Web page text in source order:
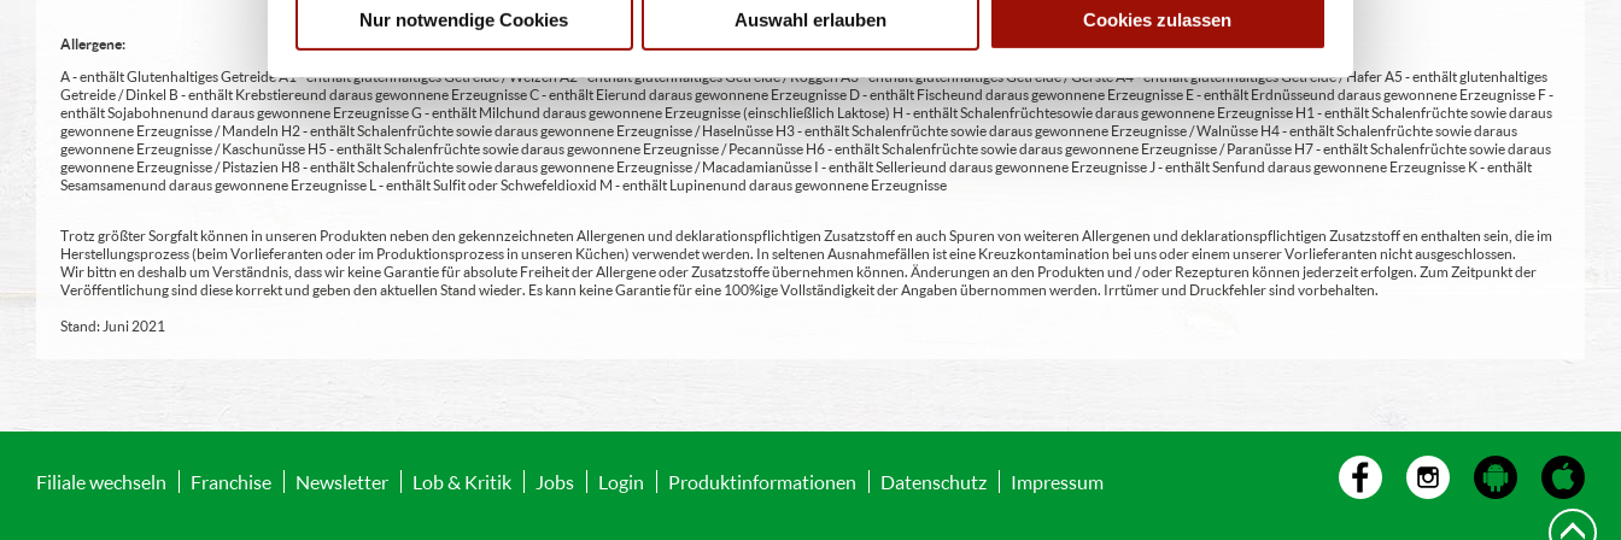
Nur notwendige Cookies Auswahl erlauben Cookies zulassen
Allergene:
A - enthält Glutenhaltiges Getreide A1 - enthält glutenhaltiges Getreide / Weizen A2 - enthält glutenhaltiges Getreide / Roggen A3 - enthält glutenhaltiges Getreide / Gerste A4 - enthält glutenhaltiges Getreide / Hafer A5 - enthält glutenhaltiges
Getreide / Dinkel B - enthält Krebstiere und daraus gewonnene Erzeugnisse C - enthält Eier und daraus gewonnene Erzeugnisse D - enthält Fische und daraus gewonnene Erzeugnisse E - enthält Erdnüsse und daraus gewonnene Erzeugnisse F -
enthält Sojabohnen und daraus gewonnene Erzeugnisse G - enthält Milch und daraus gewonnene Erzeugnisse (einschließlich Laktose) H - enthält Schalenfrüchte sowie daraus gewonnene Erzeugnisse H1 - enthält Schalenfrüchte sowie daraus
gewonnene Erzeugnisse / Mandeln H2 - enthält Schalenfrüchte sowie daraus gewonnene Erzeugnisse / Haselnüsse H3 - enthält Schalenfrüchte sowie daraus gewonnene Erzeugnisse / Walnüsse H4 - enthält Schalenfrüchte sowie daraus
gewonnene Erzeugnisse / Kaschunüsse H5 - enthält Schalenfrüchte sowie daraus gewonnene Erzeugnisse / Pecannüsse H6 - enthält Schalenfrüchte sowie daraus gewonnene Erzeugnisse / Paranüsse H7 - enthält Schalenfrüchte sowie daraus
gewonnene Erzeugnisse / Pistazien H8 - enthält Schalenfrüchte sowie daraus gewonnene Erzeugnisse / Macadamianüsse I - enthält Sellerie und daraus gewonnene Erzeugnisse J - enthält Senf und daraus gewonnene Erzeugnisse K - enthält
Sesamsamen und daraus gewonnene Erzeugnisse L - enthält Sulfit oder Schwefeldioxid M - enthält Lupinen und daraus gewonnene Erzeugnisse
Trotz größter Sorgfalt können in unseren Produkten neben den gekennzeichneten Allergenen und deklarationspflichtigen Zusatzstoff en auch Spuren von weiteren Allergenen und deklarationspflichtigen Zusatzstoff en enthalten sein, die im
Herstellungsprozess (beim Vorlieferanten oder im Produktionsprozess in unseren Küchen) verwendet werden. In seltenen Ausnahmefällen ist eine Kreuzkontamination bei uns oder einem unserer Vorlieferanten nicht ausgeschlossen.
Wir bittn en deshalb um Verständnis, dass wir keine Garantie für absolute Freiheit der Allergene oder Zusatzstoffe übernehmen können. Änderungen an den Produkten und / oder Rezepturen können jederzeit erfolgen. Zum Zeitpunkt der
Veröffentlichung sind diese korrekt und geben den aktuellen Stand wieder. Es kann keine Garantie für eine 100%ige Vollständigkeit der Angaben übernommen werden. Irrtümer und Druckfehler sind vorbehalten.
Stand: Juni 2021
Filiale wechseln Franchise Newsletter Lob & Kritik Jobs Login Produktinformationen Datenschutz Impressum